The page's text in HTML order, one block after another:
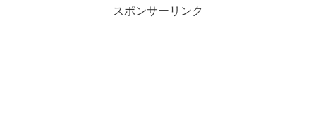
スポンサーリンク